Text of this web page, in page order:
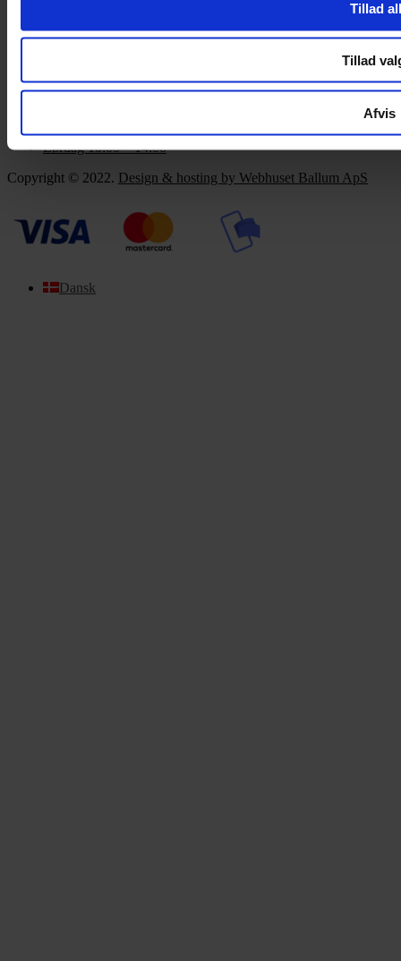
Tillad
Tillad
Afvis
Om Yarn Every Wear
ÅBNINGSTIDER
Mandag – Fredag 10:00 – 17:30
Lørdag 10:00 – 14:00
Copyright © 2022. Design & hosting by Webhuset Ballum ApS
Dansk